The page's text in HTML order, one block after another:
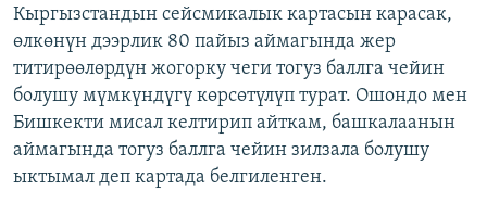
Кыргызстандын сейсмикалык картасын карасак,
өлкөнүн дээрлик 80 пайыз аймагында жер
титирөөлөрдүн жогорку чеги тогуз баллга чейин
болушу мүмкүндүгү көрсөтүлүп турат. Ошондо мен
Бишкекти мисал келтирип айткам, башкалаанын
аймагында тогуз баллга чейин зилзала болушу
ыктымал деп картада белгиленген.